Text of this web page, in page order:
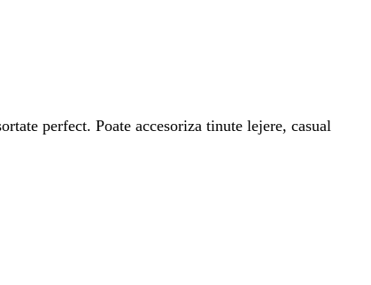
perfect. Poate accesoriza tinute lejere, casual